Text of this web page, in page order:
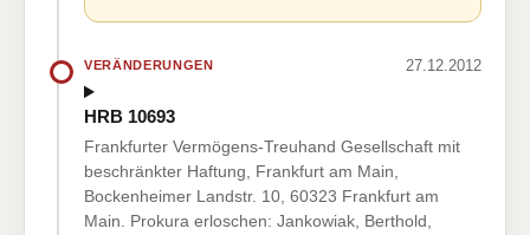
VERÄNDERUNGEN 27.12.2012
HRB 10693
Frankfurter Vermögens-Treuhand Gesellschaft mit
beschränkter Haftung, Frankfurt am Main,
Bockenheimer Landstr. 10, 60323 Frankfurt am
Main. Prokura erloschen: Jankowiak, Berthold,